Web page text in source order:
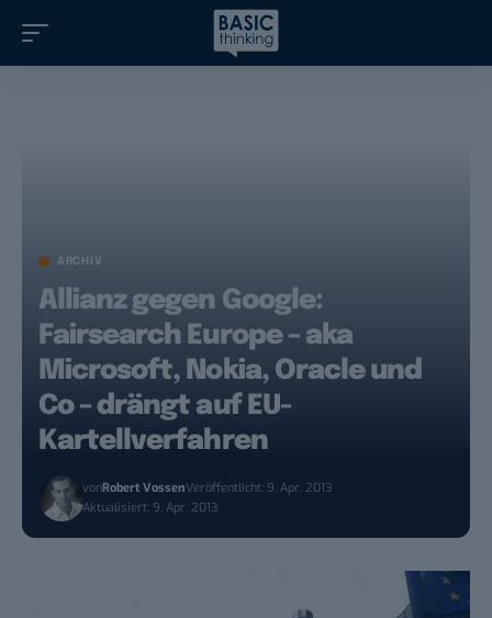
ARCHIV
Allianz gegen Google:
Fairsearch Europe – aka
Microsoft, Nokia, Oracle und
Co – drängt auf EU-
Kartellverfahren
vonRobert VossenVeröffentlicht: 9. Apr. 2013
Aktualisiert: 9. Apr. 2013